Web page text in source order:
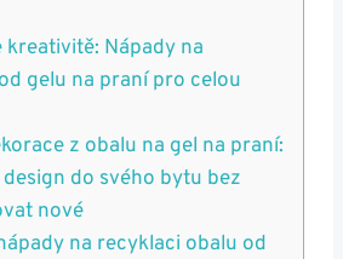
kreativitě: ‌Nápady na
gelu na praní pro celou
z obalu na gel na praní:
do ‌svého bytu bez
nové
na recyklaci obalu od